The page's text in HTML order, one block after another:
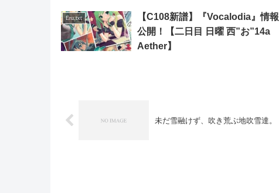
Eru.txt
【C108新譜】『Vocalodia』情報
公開！【二日目 日曜 西”お”14a
Aether】
未だ雪融けず、吹き荒ぶ地吹雪達。